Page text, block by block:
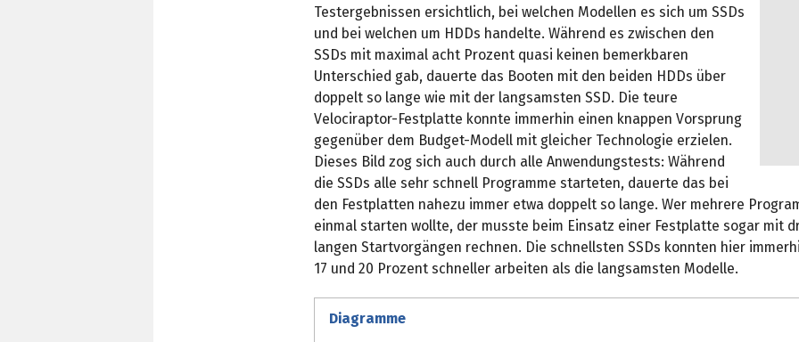
Testergebnissen ersichtlich, bei welchen Modellen es sich um SSDs
und bei welchen um HDDs handelte. Während es zwischen den
SSDs mit maximal acht Prozent quasi keinen bemerkbaren
Unterschied gab, dauerte das Booten mit den beiden HDDs über
doppelt so lange wie mit der langsamsten SSD. Die teure
Velociraptor-Festplatte konnte immerhin einen knappen Vorsprung
gegenüber dem Budget-Modell mit gleicher Technologie erzielen.
Dieses Bild zog sich auch durch alle Anwendungstests: Während
die SSDs alle sehr schnell Programme starteten, dauerte das bei
den Festplatten nahezu immer etwa doppelt so lange. Wer mehrere
einmal starten wollte, der musste beim Einsatz einer Festplatte sogar mit
langen Startvorgängen rechnen. Die schnellsten SSDs konnten hier
17 und 20 Prozent schneller arbeiten als die langsamsten Modelle.
Diagramme